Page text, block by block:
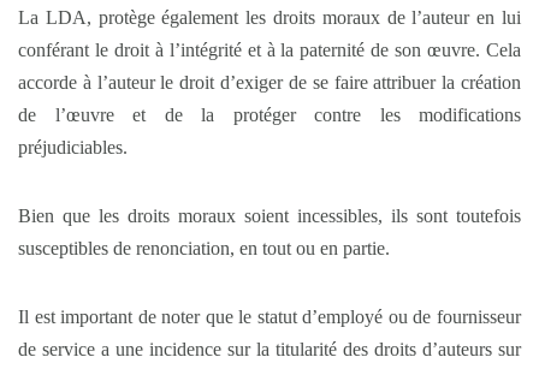
La LDA, protège également les droits moraux de l’auteur en lui
conférant le droit à l’intégrité et à la paternité de son œuvre. Cela
accorde à l’auteur le droit d’exiger de se faire attribuer la création
de l’œuvre et de la protéger contre les modifications
préjudiciables.
Bien que les droits moraux soient incessibles, ils sont toutefois
susceptibles de renonciation, en tout ou en partie.
Il est important de noter que le statut d’employé ou de fournisseur
de service a une incidence sur la titularité des droits d’auteurs sur